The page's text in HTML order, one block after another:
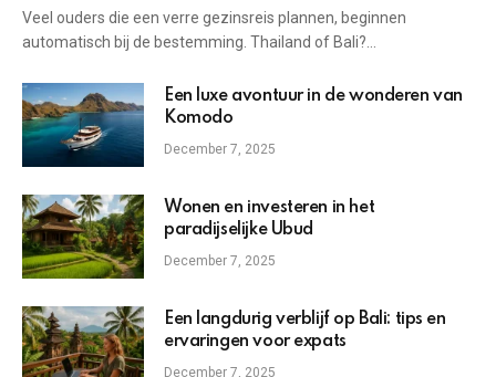
Veel ouders die een verre gezinsreis plannen, beginnen
automatisch bij de bestemming. Thailand of Bali?…
Een luxe avontuur in de wonderen van
Komodo
December 7, 2025
Wonen en investeren in het
paradijselijke Ubud
December 7, 2025
Een langdurig verblijf op Bali: tips en
ervaringen voor expats
December 7, 2025